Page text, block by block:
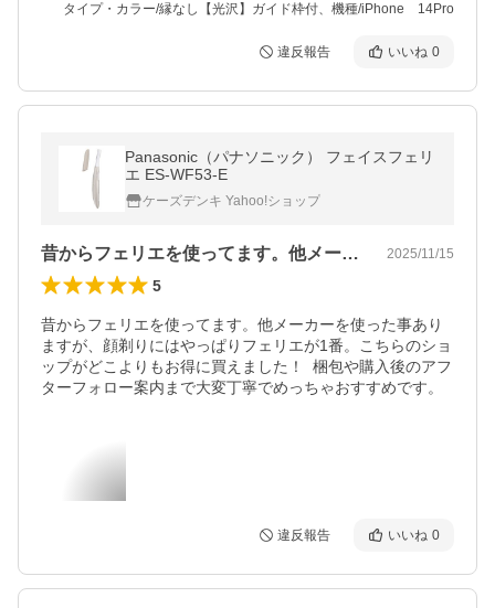
タイプ・カラー/縁なし【光沢】ガイド枠付、機種/iPhone 14Pro
違反報告 いいね 0
Panasonic（パナソニック） フェイスフェリ
エ ES-WF53-E
ケーズデンキ Yahoo!ショップ
昔からフェリエを使ってます。他メーカー… 2025/11/15
5
昔からフェリエを使ってます。他メーカーを使った事あり
ますが、顔剃りにはやっぱりフェリエが1番。こちらのショ
ップがどこよりもお得に買えました！  梱包や購入後のアフ
ターフォロー案内まで大変丁寧でめっちゃおすすめです。
違反報告 いいね 0